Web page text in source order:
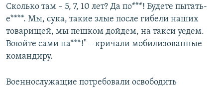
Сколько там – 5, 7, 10 лет? Да по***! Будете пытать-
е****. Мы, сука, такие злые после гибели наших
товарищей, мы пешком дойдем, на такси уедем.
Воюйте сами на***!" – кричали мобилизованные
командиру.
Военнослужащие потребовали освободить